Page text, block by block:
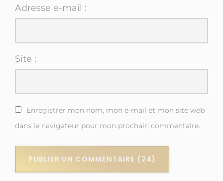
Adresse e-mail :
Site :
Enregistrer mon nom, mon e-mail et mon site web
dans le navigateur pour mon prochain commentaire.